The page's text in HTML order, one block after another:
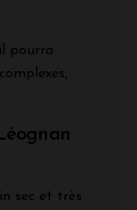
pourra
sec et très